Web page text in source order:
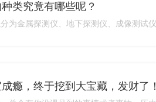
类究竟有哪些呢？
瘾，终于挖到大宝藏，发财了！